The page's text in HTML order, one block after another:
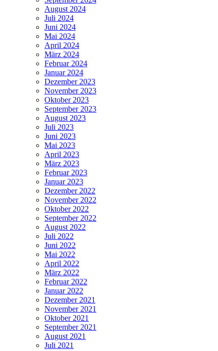
August 2024
Juli 2024
Juni 2024
Mai 2024
April 2024
März 2024
Februar 2024
Januar 2024
Dezember 2023
November 2023
Oktober 2023
September 2023
August 2023
Juli 2023
Juni 2023
Mai 2023
April 2023
März 2023
Februar 2023
Januar 2023
Dezember 2022
November 2022
Oktober 2022
September 2022
August 2022
Juli 2022
Juni 2022
Mai 2022
April 2022
März 2022
Februar 2022
Januar 2022
Dezember 2021
November 2021
Oktober 2021
September 2021
August 2021
Juli 2021